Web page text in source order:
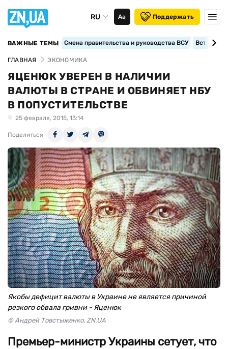
RU Аа Поддержать
ВАЖНЫЕ ТЕМЫ Смена правительства и руководства ВСУ
ГЛАВНАЯ ЭКОНОМИКА
ЯЦЕНЮК УВЕРЕН В НАЛИЧИИ
ВАЛЮТЫ В СТРАНЕ И ОБВИНЯЕТ НБУ
В ПОПУСТИТЕЛЬСТВЕ
25 февраля, 2015, 13:14
Поделиться
Якобы дефицит валюты в Украине не является причиной
резкого обвала гривни - Яценюк
© Андрей Товстыженко, ZN.UA
Премьер-министр Украины сетует, что